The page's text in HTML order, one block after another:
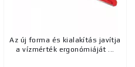
Az új forma és kialakítás javítja
a vízmérték ergonómiáját ...